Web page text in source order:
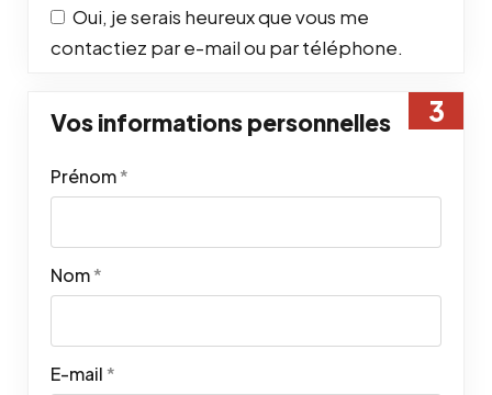
Vos informations personnelles
Prénom*
Nom*
E-mail*
Oui, je serais heureux que vous me
contactiez par e-mail ou par téléphone.